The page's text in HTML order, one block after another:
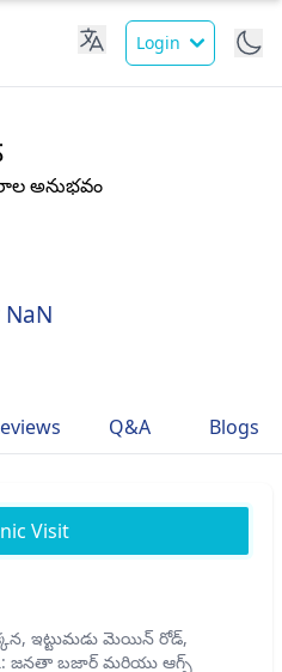
Login
అనుభవం
Q&A Blogs
Visit
ఇట్టుమడు మెయిన్ రోడ్,
జనతా బజార్ మరియు ఆగ్స్